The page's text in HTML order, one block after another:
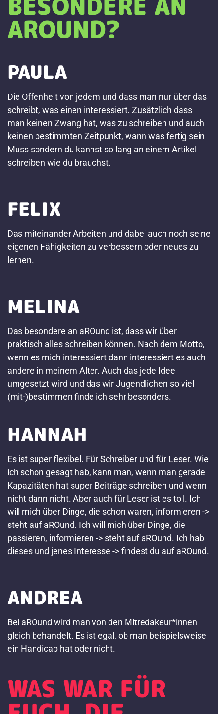
AROUND?
PAULA
Die Offenheit von jedem und dass man nur über das
schreibt, was einen interessiert. Zusätzlich dass
man keinen Zwang hat, was zu schreiben und auch
keinen bestimmten Zeitpunkt, wann was fertig sein
Muss sondern du kannst so lang an einem Artikel
schreiben wie du brauchst.
FELIX
Das miteinander Arbeiten und dabei auch noch seine
eigenen Fähigkeiten zu verbessern oder neues zu
lernen.
MELINA
Das besondere an aROund ist, dass wir über
praktisch alles schreiben können. Nach dem Motto,
wenn es mich interessiert dann interessiert es auch
andere in meinem Alter. Auch das jede Idee
umgesetzt wird und das wir Jugendlichen so viel
(mit-)bestimmen finde ich sehr besonders.
HANNAH
Es ist super flexibel. Für Schreiber und für Leser. Wie
ich schon gesagt hab, kann man, wenn man gerade
Kapazitäten hat super Beiträge schreiben und wenn
nicht dann nicht. Aber auch für Leser ist es toll. Ich
will mich über Dinge, die schon waren, informieren ->
steht auf aROund. Ich will mich über Dinge, die
passieren, informieren -> steht auf aROund. Ich hab
dieses und jenes Interesse -> findest du auf aROund.
ANDREA
Bei aROund wird man von den Mitredakeur*innen
gleich behandelt. Es ist egal, ob man beispielsweise
ein Handicap hat oder nicht.
WAS WAR FÜR